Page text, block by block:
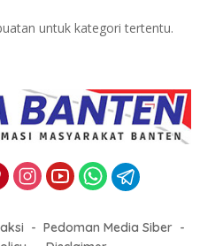
untuk kategori tertentu.
Pedoman Media Siber